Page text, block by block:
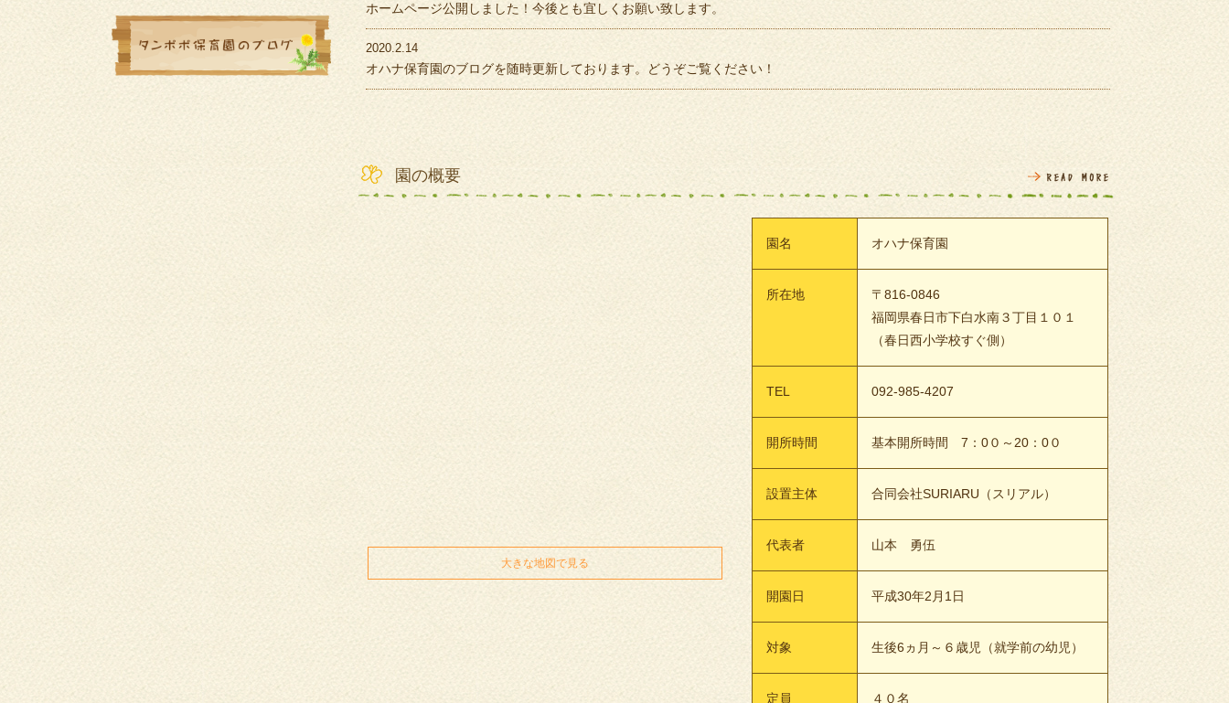
ホームページ公開しました！今後とも宜しくお願い致します。
2020.2.14
オハナ保育園のブログを随時更新しております。どうぞご覧ください！
園の概要
園名 オハナ保育園
所在地
〒816-0846
福岡県春日市下白水南３丁目１０１
（春日西小学校すぐ側）
TEL 092-985-4207
開所時間 基本開所時間 7：0０～20：0０
設置主体 合同会社SURIARU（スリアル）
代表者 山本 勇伍
開園日 平成30年2月1日
対象 生後6ヵ月～６歳児（就学前の幼児）
定員 ４０名
大きな地図で見る